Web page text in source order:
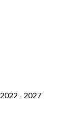
- 2027